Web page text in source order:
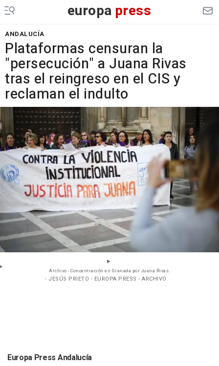
europa press
ANDALUCÍA
Plataformas censuran la
"persecución" a Juana Rivas
tras el reingreso en el CIS y
reclaman el indulto
Archivo - Concentración en Granada por Juana Rivas.
- JESÚS PRIETO - EUROPA PRESS - ARCHIVO
Europa Press Andalucía